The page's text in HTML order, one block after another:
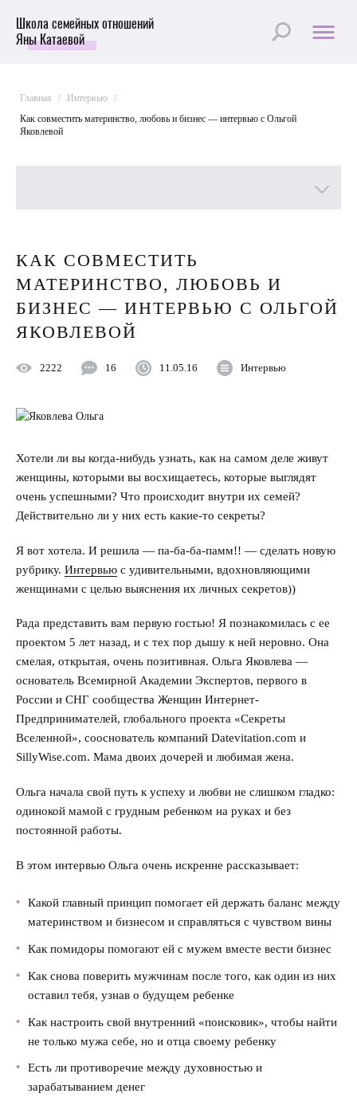
Школа семейных отношений
Яны Катаевой
Главная / Интервью /
Как совместить материнство, любовь и бизнес — интервью с Ольгой
Яковлевой
КАК СОВМЕСТИТЬ
МАТЕРИНСТВО, ЛЮБОВЬ И
БИЗНЕС — ИНТЕРВЬЮ С ОЛЬГОЙ
ЯКОВЛЕВОЙ
2222 16 11.05.16 Интервью
Хотели ли вы когда-нибудь узнать, как на самом деле живут
женщины, которыми вы восхищаетесь, которые выглядят
очень успешными? Что происходит внутри их семей?
Действительно ли у них есть какие-то секреты?
Я вот хотела. И решила — па-ба-ба-памм!! — сделать новую
рубрику. Интервью с удивительными, вдохновляющими
женщинами с целью выяснения их личных секретов))
Рада представить вам первую гостью! Я познакомилась с ее
проектом 5 лет назад, и с тех пор дышу к ней неровно. Она
смелая, открытая, очень позитивная. Ольга Яковлева —
основатель Всемирной Академии Экспертов, первого в
России и СНГ сообщества Женщин Интернет-
Предпринимателей, глобального проекта «Секреты
Вселенной», сооснователь компаний Datevitation.com и
SillyWise.com. Мама двоих дочерей и любимая жена.
Ольга начала свой путь к успеху и любви не слишком гладко:
одинокой мамой с грудным ребенком на руках и без
постоянной работы.
В этом интервью Ольга очень искренне рассказывает:
Какой главный принцип помогает ей держать баланс между
материнством и бизнесом и справляться с чувством вины
Как помидоры помогают ей с мужем вместе вести бизнес
Как снова поверить мужчинам после того, как один из них
оставил тебя, узнав о будущем ребенке
Как настроить свой внутренний «поисковик», чтобы найти
не только мужа себе, но и отца своему ребенку
Есть ли противоречие между духовностью и
зарабатыванием денег
Лучшие статьи
Пройти Тест
Психология отношений
Улучшить отношения с мужем
Секс
Развод
Кинозал
Сделать семью дружной
Воспитать детей счастливыми
Братья и сестры
Отец и дети
Саморазвитие
Деньги
Интервью